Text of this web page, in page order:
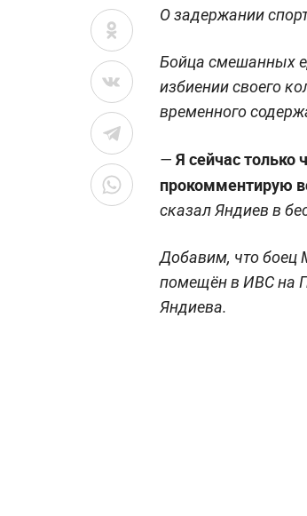
О задержании
Бойца смешанных
избиении своего
временного
— Я сейчас
прокомментирую
сказал Яндиев в
Добавим, что
помещён в ИВС на
Яндиева.